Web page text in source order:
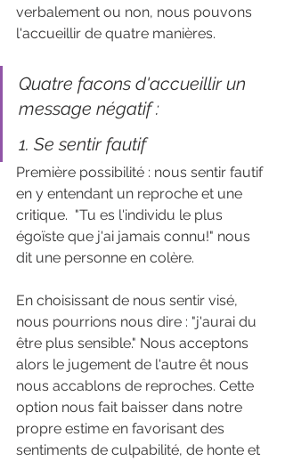
verbalement ou non, nous pouvons
l'accueillir de quatre manières.
Quatre facons d'accueillir un
message négatif :
1. Se sentir fautif
Première possibilité : nous sentir fautif
en y entendant un reproche et une
critique.  "Tu es l'individu le plus
égoïste que j'ai jamais connu!" nous
dit une personne en colère.
En choisissant de nous sentir visé,
nous pourrions nous dire : "j'aurai du
être plus sensible." Nous acceptons
alors le jugement de l'autre êt nous
nous accablons de reproches. Cette
option nous fait baisser dans notre
propre estime en favorisant des
sentiments de culpabilité, de honte et